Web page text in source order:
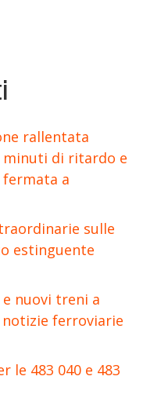
rallentata
minuti di ritardo e
a
sulle
estinguente
nuovi treni a
ferroviarie
le 483 040 e 483